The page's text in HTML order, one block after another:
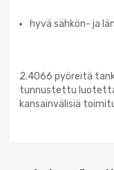
hyvä sähkön- ja
2.4066 pyöreitä
tunnustettu
kansainvälisiä